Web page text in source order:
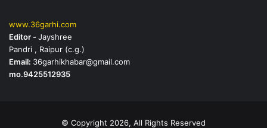
www.36garhi.com
Editor -Jayshree
Pandri , Raipur (c.g.)
Email: 36garhikhabar@gmail.com
mo.9425512935
© Copyright 2026, All Rights Reserved